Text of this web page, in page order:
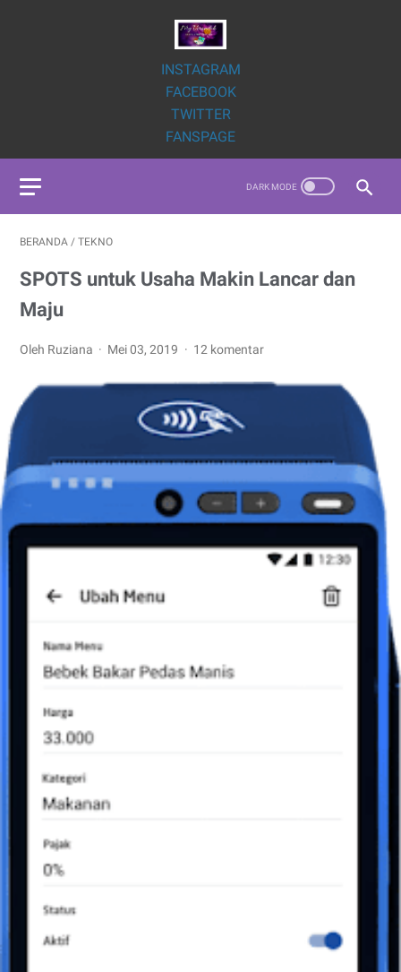
INSTAGRAM
FACEBOOK
TWITTER
FANSPAGE
BERANDA / TEKNO
SPOTS untuk Usaha Makin Lancar dan
Maju
Oleh Ruziana Mei 03, 2019 12 komentar